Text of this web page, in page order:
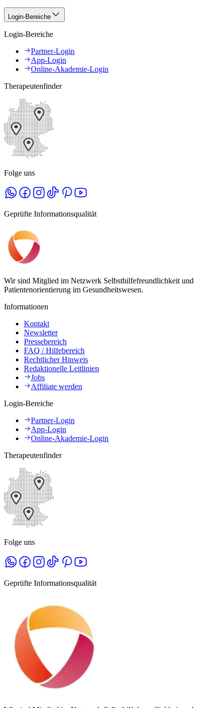
Login-Bereiche
Login-Bereiche
Partner-Login
App-Login
Online-Akademie-Login
Therapeutenfinder
Folge uns
Geprüfte Informationsqualität
Wir sind Mitglied im Netzwerk Selbsthilfefreundlichkeit und
Patientenorientierung im Gesundheitswesen.
Informationen
Kontakt
Newsletter
Pressebereich
FAQ / Hilfebereich
Rechtlicher Hinweis
Redaktionelle Leitlinien
Jobs
Affiliate werden
Login-Bereiche
Partner-Login
App-Login
Online-Akademie-Login
Therapeutenfinder
Folge uns
Geprüfte Informationsqualität